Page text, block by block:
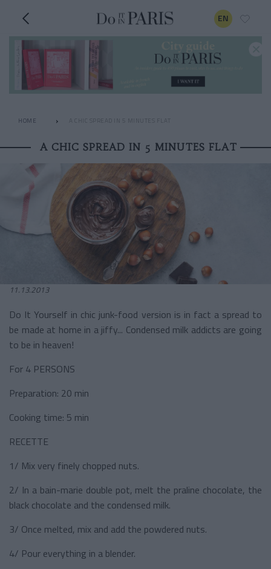
EN
HOME A CHIC SPREAD IN 5 MINUTES FLAT
A CHIC SPREAD IN 5 MINUTES FLAT
11.13.2013
Do It Yourself in chic junk-food version is in fact a spread to
be made at home in a jiffy... Condensed milk addicts are going
to be in heaven!
For 4 PERSONS
Preparation: 20 min
Cooking time: 5 min
RECETTE
1/ Mix very finely chopped nuts.
2/ In a bain-marie double pot, melt the praline chocolate, the
black chocolate and the condensed milk.
3/ Once melted, mix and add the powdered nuts.
4/ Pour everything in a blender.